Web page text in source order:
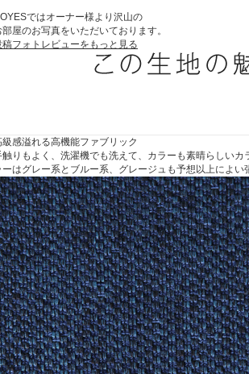
ではオーナー様より沢山の
部屋のお写真をいただいております。
稿フォトレビューをもっと見る
級感溢れる高機能ファブリック
触りもよく、洗濯機でも洗えて、カラーも素晴らしい
ーはグレー系とブルー系、グレージュも予想以上によい